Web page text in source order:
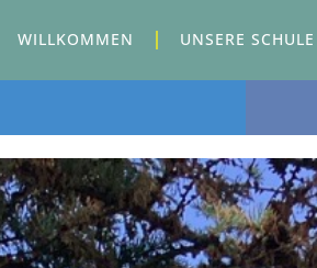
WILLKOMMEN UNSERE SCHULE